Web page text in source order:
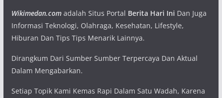
Wikimedan.comadalah Situs Portal Berita Hari Ini Dan Juga
Informasi Teknologi, Olahraga, Kesehatan, Lifestyle,
Hiburan Dan Tips Tips Menarik Lainnya.
Dirangkum Dari Sumber Sumber Terpercaya Dan Aktual
Dalam Mengabarkan.
Setiap Topik Kami Kemas Rapi Dalam Satu Wadah, Karena